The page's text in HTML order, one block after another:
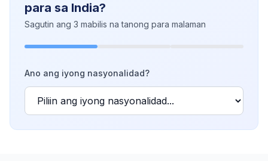
para sa India?
Sagutin ang 3 mabilis na tanong para malaman
Ano ang iyong nasyonalidad?